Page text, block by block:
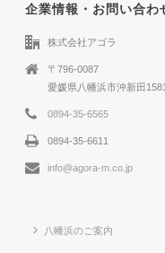
企業情報・お問い合わ
株式会社アゴラ
〒796-0087
愛媛県八幡浜市沖新田
0894-35-6565
0894-35-6611
info@agora-m.co.jp
八幡浜のご案内